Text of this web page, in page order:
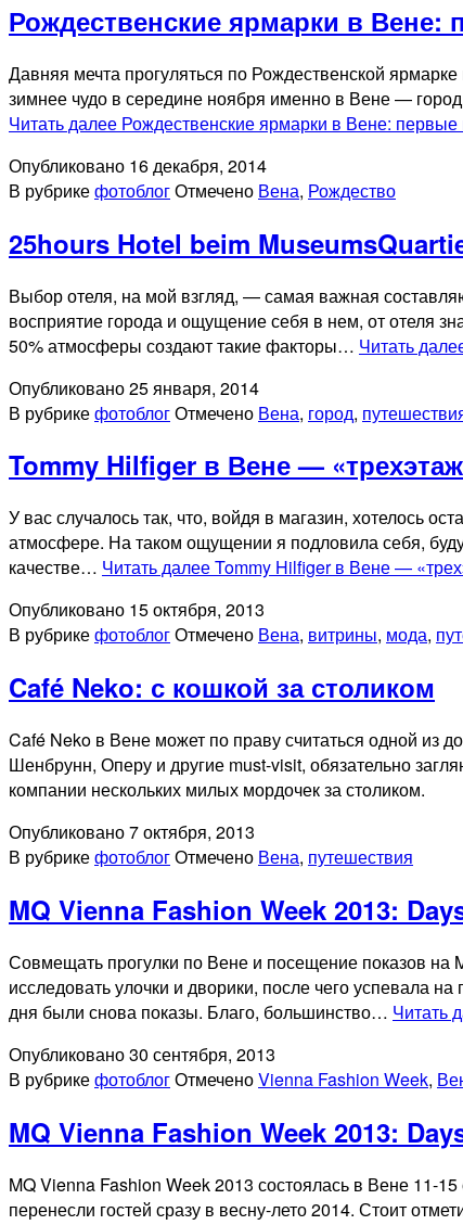
Рождественские ярмарки в
Давняя мечта прогуляться по Рождественской
зимнее чудо в середине ноября именно в Вене —
Читать далее Рождественские ярмарки в Вене:
Опубликовано 16 декабря, 2014
В рубрикефотоблогОтмечено Вена, Рождество
25hours Hotel beim
Выбор отеля, на мой взгляд, — самая важная
восприятие города и ощущение себя в нем, от отеля
50% атмосферы создают такие факторы… Читать
Опубликовано25 января, 2014
В рубрикефотоблогОтмечено Вена, город,
Tommy Hilfiger в Вене —
У вас случалось так, что, войдя в магазин, хотелось
атмосфере. На таком ощущении я подловила себя,
качестве… Читать далееTommy Hilfiger в Вене —
Опубликовано 15 октября, 2013
В рубрикефотоблогОтмечено Вена, витрины, мода,
Café Neko: с кошкой за столиком
Café Neko в Вене может по праву считаться одной из
Шенбрунн, Оперу и другие must-visit, обязательно
компании нескольких милых мордочек за столиком.
Опубликовано7 октября, 2013
В рубрикефотоблогОтмечено Вена, путешествия
MQ Vienna Fashion Week 2013:
Совмещать прогулки по Вене и посещение показов на
исследовать улочки и дворики, после чего успевала
дня были снова показы. Благо, большинство… Читать
Опубликовано30 сентября, 2013
В рубрикефотоблогОтмеченоVienna Fashion Week,
MQ Vienna Fashion Week 2013:
MQ Vienna Fashion Week 2013 состоялась в Вене 11-
перенесли гостей сразу в весну-лето 2014. Стоит